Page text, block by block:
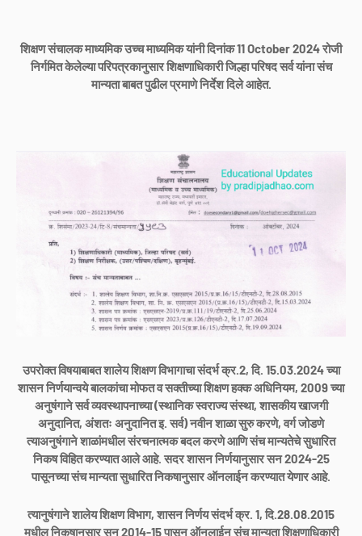
शिक्षण संचालक माध्यमिक उच्च माध्यमिक यांनी दिनांक 11 October 2024 रोजी
निर्गमित केलेल्या परिपत्रकानुसार शिक्षणाधिकारी जिल्हा परिषद सर्व यांना संच
मान्यता बाबत पुढील प्रमाणे निर्देश दिले आहेत.
उपरोक्त विषयाबाबत शालेय शिक्षण विभागाचा संदर्भ क्र.2, दि. 15.03.2024 च्या
शासन निर्णयान्वये बालकांचा मोफत व सक्तीच्या शिक्षण हक्क अधिनियम, 2009 च्या
अनुषंगाने सर्व व्यवस्थापनाच्या (स्थानिक स्वराज्य संस्था, शासकीय खाजगी
अनुदानित, अंशतः अनुदानित इ. सर्व) नवीन शाळा सुरु करणे, वर्ग जोडणे
त्याअनुषंगाने शाळांमधील संरचनात्मक बदल करणे आणि संच मान्यतेचे सुधारित
निकष विहित करण्यात आले आहे. सदर शासन निर्णयानुसार सन 2024-25
पासूनच्या संच मान्यता सुधारित निकषानुसार ऑनलाईन करण्यात येणार आहे.
त्यानुषंगाने शालेय शिक्षण विभाग, शासन निर्णय संदर्भ क्र. 1, दि.28.08.2015
मधील निकषानुसार सन 2014-15 पासून ऑनलाईन संच मान्यता शिक्षणाधिकारी